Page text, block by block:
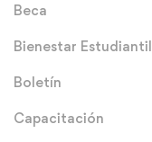
Beca
Bienestar Estudiantil
Boletín
Capacitación